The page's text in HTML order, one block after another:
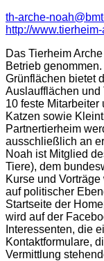
th-arche-
http://
Das Tierheim
Betrieb
Grünflächen bietet
Auslaufflächen und
10 feste
Katzen sowie
Partnertierheim
ausschließlich an
Noah ist Mitglied
Tiere), dem
Kurse und
auf politischer
Startseite der
wird auf der
Interessenten, die
Kontaktformulare,
Vermittlung